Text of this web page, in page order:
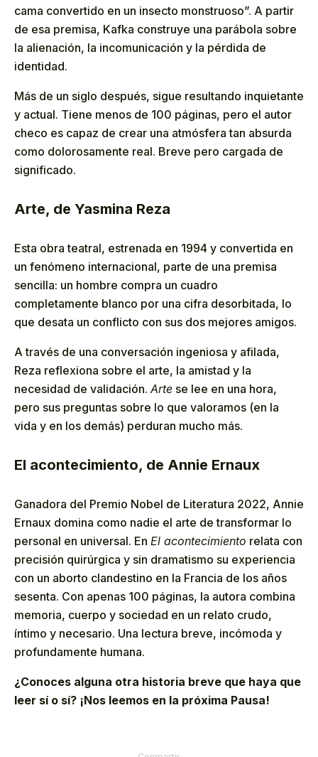
cama convertido en un insecto monstruoso”. A partir
de esa premisa, Kafka construye una parábola sobre
la alienación, la incomunicación y la pérdida de
identidad.
Más de un siglo después, sigue resultando inquietante
y actual. Tiene menos de 100 páginas, pero el autor
checo es capaz de crear una atmósfera tan absurda
como dolorosamente real. Breve pero cargada de
significado.
Arte, de Yasmina Reza
Esta obra teatral, estrenada en 1994 y convertida en
un fenómeno internacional, parte de una premisa
sencilla: un hombre compra un cuadro
completamente blanco por una cifra desorbitada, lo
que desata un conflicto con sus dos mejores amigos.
A través de una conversación ingeniosa y afilada,
Reza reflexiona sobre el arte, la amistad y la
necesidad de validación. Arte se lee en una hora,
pero sus preguntas sobre lo que valoramos (en la
vida y en los demás) perduran mucho más.
El acontecimiento, de Annie Ernaux
Ganadora del Premio Nobel de Literatura 2022, Annie
Ernaux domina como nadie el arte de transformar lo
personal en universal. En El acontecimiento relata con
precisión quirúrgica y sin dramatismo su experiencia
con un aborto clandestino en la Francia de los años
sesenta. Con apenas 100 páginas, la autora combina
memoria, cuerpo y sociedad en un relato crudo,
íntimo y necesario. Una lectura breve, incómoda y
profundamente humana.
¿Conoces alguna otra historia breve que haya que
leer sí o sí? ¡Nos leemos en la próxima Pausa!